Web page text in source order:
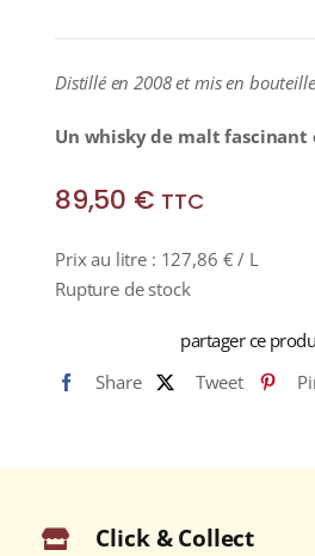
Distillé en 2008 et mis en
Un whisky de malt fascinant
89,50 € TTC
Prix au litre : 127,86 € / L
Rupture de stock
partager ce
Share
Tweet
Click & Collect